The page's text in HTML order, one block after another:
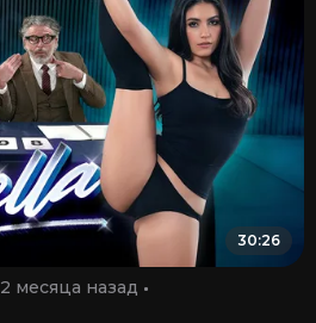
30:26
2 месяца назад